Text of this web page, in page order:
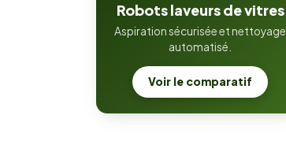
Robots laveurs de vitres
Aspiration sécurisée et nettoyage
automatisé.
Voir le comparatif